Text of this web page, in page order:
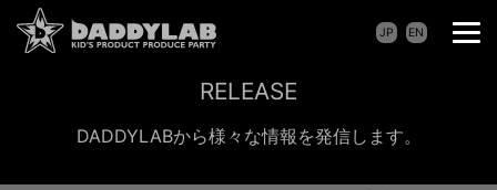
JP EN
RELEASE
DADDYLABから様々な情報を発信します。